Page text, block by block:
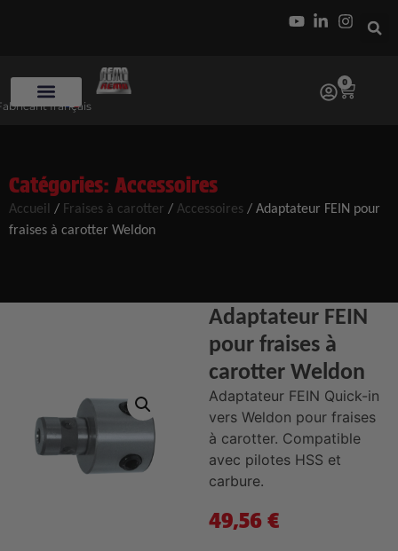
français
0
Catégories: Accessoires
Accueil / Fraises à carotter / Accessoires / Adaptateur FEIN pour
fraises à carotter Weldon
Adaptateur FEIN
pour fraises à
carotter Weldon
Adaptateur FEIN Quick-in
vers Weldon pour fraises
à carotter. Compatible
avec pilotes HSS et
carbure.
49,56 €